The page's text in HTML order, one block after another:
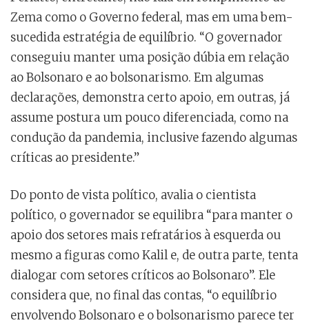
Zema como o Governo federal, mas em uma bem-
sucedida estratégia de equilíbrio. “O governador
conseguiu manter uma posição dúbia em relação
ao Bolsonaro e ao bolsonarismo. Em algumas
declarações, demonstra certo apoio, em outras, já
assume postura um pouco diferenciada, como na
condução da pandemia, inclusive fazendo algumas
críticas ao presidente.”
Do ponto de vista político, avalia o cientista
político, o governador se equilibra “para manter o
apoio dos setores mais refratários à esquerda ou
mesmo a figuras como Kalil e, de outra parte, tenta
dialogar com setores críticos ao Bolsonaro”. Ele
considera que, no final das contas, “o equilíbrio
envolvendo Bolsonaro e o bolsonarismo parece ter